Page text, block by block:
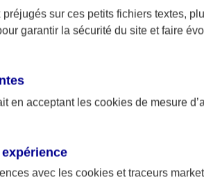
principal
sur ces petits fichiers textes,
garantir la sécurité du site et faire
en acceptant les cookies de mesure
avec les cookies et traceurs